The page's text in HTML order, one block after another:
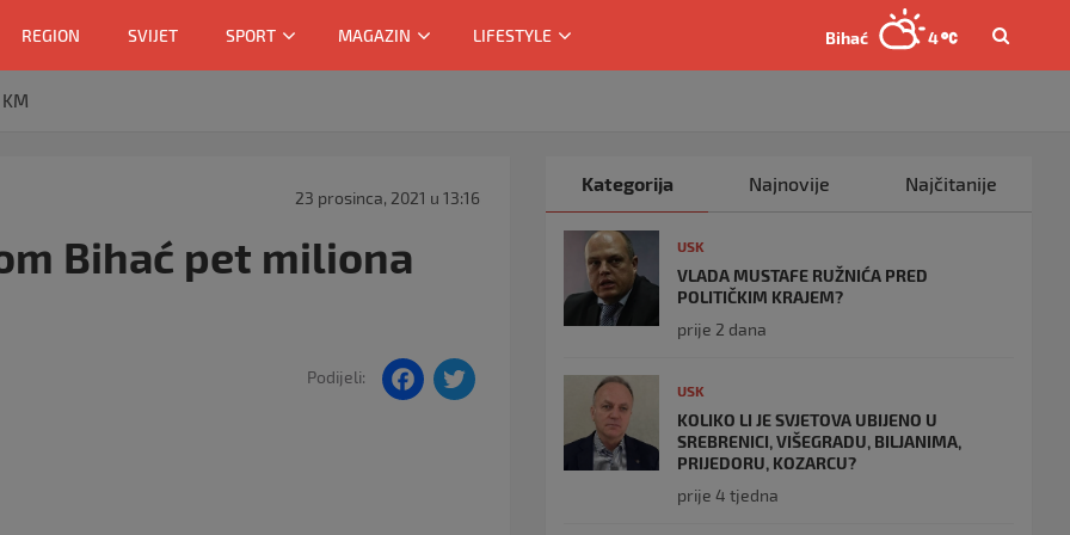
REGION SVIJET SPORT MAGAZIN LIFESTYLE Bihać 4
23 prosinca, 2021 u 13:16
Bihać pet miliona
Podijeli:
F
Kategorija Najnovije Najčitanije
USK
VLADA MUSTAFE RUŽNIĆA PRED
POLITIČKIM KRAJEM?
prije 2 dana
USK
KOLIKO LI JE SVJETOVA UBIJENO U
SREBRENICI, VIŠEGRADU, BILJANIMA,
PRIJEDORU, KOZARCU?
prije 4 tjedna